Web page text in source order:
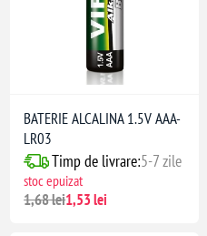
BATERIE ALCALINA 1.5V AAA-
LR03
Timp de livrare:5-7 zile
stoc epuizat
1,68 lei1,53 lei